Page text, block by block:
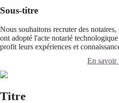
Sous-titre
Nous souhaitons recruter des
ont adopté l'acte notarié
profit leurs expériences et
En savoir
Titre